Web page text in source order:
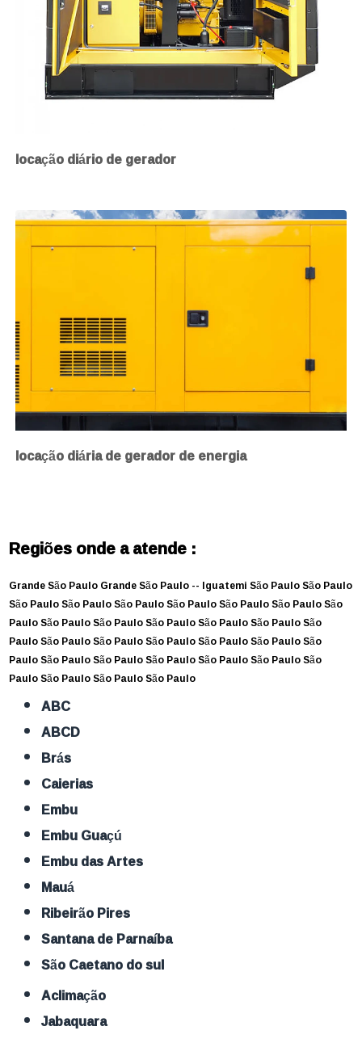
locação diário de gerador
locação diária de gerador de energia
Regiões onde a atende :
Grande São PauloGrande São Paulo -- IguatemiSão PauloSão Paulo
São PauloSão PauloSão PauloSão PauloSão PauloSão PauloSão
PauloSão PauloSão PauloSão PauloSão PauloSão PauloSão
PauloSão PauloSão PauloSão PauloSão PauloSão PauloSão
PauloSão PauloSão PauloSão PauloSão PauloSão PauloSão
PauloSão PauloSão PauloSão Paulo
ABC
ABCD
Brás
Caierias
Embu
Embu Guaçú
Embu das Artes
Mauá
Ribeirão Pires
Santana de Parnaíba
São Caetano do sul
Aclimação
Jabaquara